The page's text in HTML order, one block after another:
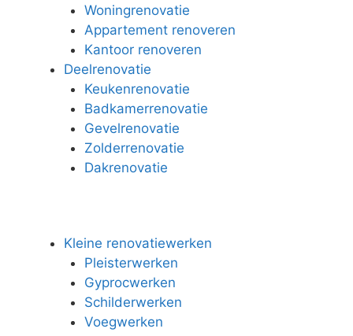
Woningrenovatie
Appartement renoveren
Kantoor renoveren
Deelrenovatie
Keukenrenovatie
Badkamerrenovatie
Gevelrenovatie
Zolderrenovatie
Dakrenovatie
Kleine renovatiewerken
Pleisterwerken
Gyprocwerken
Schilderwerken
Voegwerken